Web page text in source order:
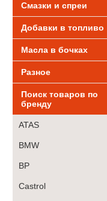
Смазки и спреи
Добавки в топливо
Масла в бочках
Разное
Поиск товаров по
бренду
ATAS
BMW
BP
Castrol